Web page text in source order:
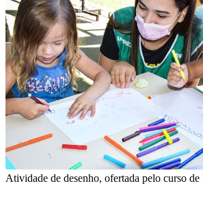
Atividade de desenho, ofertada pelo curso de